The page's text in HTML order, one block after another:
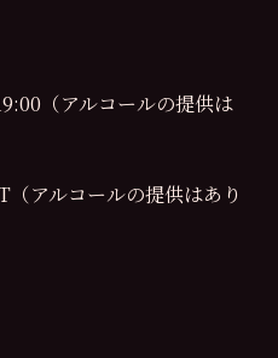
（アルコールの提供は
アルコールの提供はあり